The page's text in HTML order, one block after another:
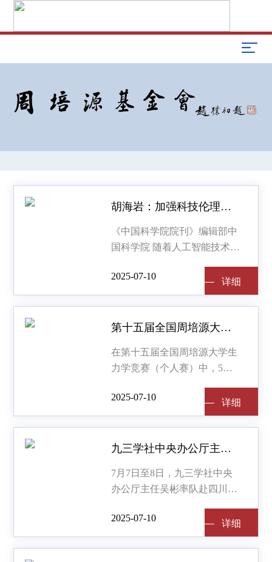
胡海岩：加强科技伦理治理 遴选培养优秀人才丨纪念中国科学院学部成立70周年
《中国科学院院刊》编辑部中
国科学院 随着人工智能技术的
技伦理问题越来越受到科技界
的关注。在我国建设科技强国
的进程中，教育、科技、人才“
2025-07-10
详细
第十五届全国周培源大学生力学竞赛（个人赛）获奖名单公布
在第十五届全国周培源大学生
力学竞赛（个人赛）中，5人
311人获二等奖，获奖名单如
下。特向获奖同学表示热烈祝
贺！
三等奖和优秀奖名单将于近期
2025-07-10
详细
九三学社中央办公厅主任吴彬一行到旺苍调研
7月7日至8日，九三学社中央
办公厅主任吴彬率队赴四川省
作。九三学社四川省委会副主
委、四川省政府参事陈雩桢，
广元市政协副主席、九三学社
2025-07-10
详细